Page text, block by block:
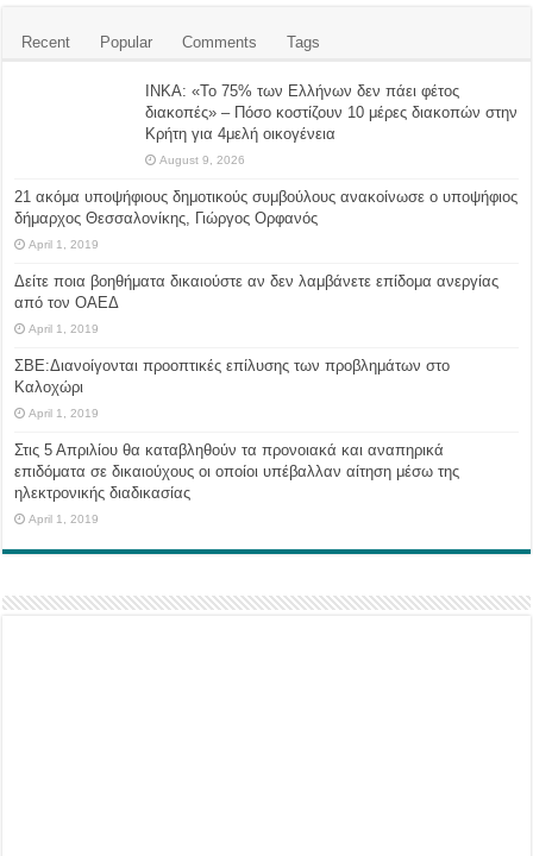
Recent Popular Comments Tags
ΙΝΚΑ: «Το 75% των Ελλήνων δεν πάει φέτος
διακοπές» – Πόσο κοστίζουν 10 μέρες διακοπών στην
Κρήτη για 4μελή οικογένεια
August 9, 2026
21 ακόμα υποψήφιους δημοτικούς συμβούλους ανακοίνωσε ο υποψήφιος
δήμαρχος Θεσσαλονίκης, Γιώργος Ορφανός
April 1, 2019
Δείτε ποια βοηθήματα δικαιούστε αν δεν λαμβάνετε επίδομα ανεργίας
από τον ΟΑΕΔ
April 1, 2019
ΣΒΕ:Διανοίγονται προοπτικές επίλυσης των προβλημάτων στο
Καλοχώρι
April 1, 2019
Στις 5 Απριλίου θα καταβληθούν τα προνοιακά και αναπηρικά
επιδόματα σε δικαιούχους οι οποίοι υπέβαλλαν αίτηση μέσω της
ηλεκτρονικής διαδικασίας
April 1, 2019